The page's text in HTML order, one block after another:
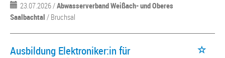
23.07.2026 /Abwasserverband Weißach- und Oberes
Saalbachtal / Bruchsal
Ausbildung Elektroniker:in für